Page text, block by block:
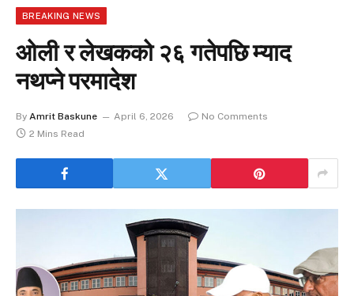
BREAKING NEWS
ओली र लेखकको २६ गतेपछि म्याद
नथप्ने परमादेश
By Amrit Baskune April 6, 2026
No Comments
2 Mins Read